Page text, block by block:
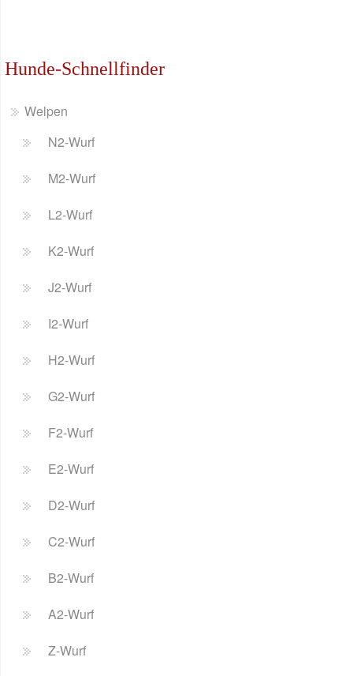
Hunde-Schnellfinder
Welpen
N2-Wurf
M2-Wurf
L2-Wurf
K2-Wurf
J2-Wurf
I2-Wurf
H2-Wurf
G2-Wurf
F2-Wurf
E2-Wurf
D2-Wurf
C2-Wurf
B2-Wurf
A2-Wurf
Z-Wurf